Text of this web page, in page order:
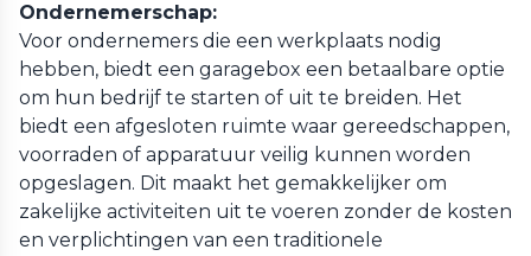
Ondernemerschap:
Voor ondernemers die een werkplaats nodig
hebben, biedt een garagebox een betaalbare optie
om hun bedrijf te starten of uit te breiden. Het
biedt een afgesloten ruimte waar gereedschappen,
voorraden of apparatuur veilig kunnen worden
opgeslagen. Dit maakt het gemakkelijker om
zakelijke activiteiten uit te voeren zonder de kosten
en verplichtingen van een traditionele